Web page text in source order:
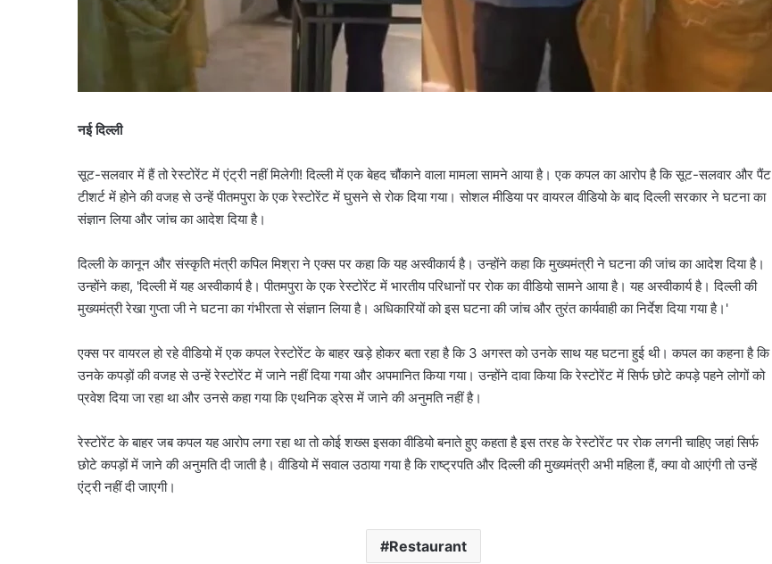
नई दिल्ली
सूट-सलवार में हैं तो रेस्टोरेंट में एंट्री नहीं मिलेगी! दिल्ली में एक बेहद चौंकाने वाला मामला सामने आया है। एक कपल का आरोप है कि सूट-सलवार और पैंट
टीशर्ट में होने की वजह से उन्हें पीतमपुरा के एक रेस्टोरेंट में घुसने से रोक दिया गया। सोशल मीडिया पर वायरल वीडियो के बाद दिल्ली सरकार ने घटना का
संज्ञान लिया और जांच का आदेश दिया है।
दिल्ली के कानून और संस्कृति मंत्री कपिल मिश्रा ने एक्स पर कहा कि यह अस्वीकार्य है। उन्होंने कहा कि मुख्यमंत्री ने घटना की जांच का आदेश दिया है।
उन्होंने कहा, 'दिल्ली में यह अस्वीकार्य है। पीतमपुरा के एक रेस्टोरेंट में भारतीय परिधानों पर रोक का वीडियो सामने आया है। यह अस्वीकार्य है। दिल्ली की
मुख्यमंत्री रेखा गुप्ता जी ने घटना का गंभीरता से संज्ञान लिया है। अधिकारियों को इस घटना की जांच और तुरंत कार्यवाही का निर्देश दिया गया है।'
एक्स पर वायरल हो रहे वीडियो में एक कपल रेस्टोरेंट के बाहर खड़े होकर बता रहा है कि 3 अगस्त को उनके साथ यह घटना हुई थी। कपल का कहना है कि
उनके कपड़ों की वजह से उन्हें रेस्टोरेंट में जाने नहीं दिया गया और अपमानित किया गया। उन्होंने दावा किया कि रेस्टोरेंट में सिर्फ छोटे कपड़े पहने लोगों को
प्रवेश दिया जा रहा था और उनसे कहा गया कि एथनिक ड्रेस में जाने की अनुमति नहीं है।
रेस्टोरेंट के बाहर जब कपल यह आरोप लगा रहा था तो कोई शख्स इसका वीडियो बनाते हुए कहता है इस तरह के रेस्टोरेंट पर रोक लगनी चाहिए जहां सिर्फ
छोटे कपड़ों में जाने की अनुमति दी जाती है। वीडियो में सवाल उठाया गया है कि राष्ट्रपति और दिल्ली की मुख्यमंत्री अभी महिला हैं, क्या वो आएंगी तो उन्हें
एंट्री नहीं दी जाएगी।
Restaurant